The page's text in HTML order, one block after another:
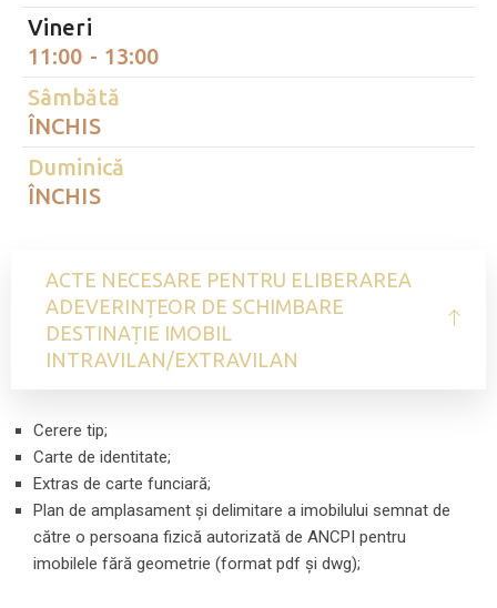
Vineri
11:00 - 13:00
Sâmbătă
ÎNCHIS
Duminică
ÎNCHIS
ACTE NECESARE PENTRU ELIBERAREA
ADEVERINȚEOR DE SCHIMBARE
DESTINAȚIE IMOBIL
INTRAVILAN/EXTRAVILAN
Cerere tip;
Carte de identitate;
Extras de carte funciară;
Plan de amplasament și delimitare a imobilului semnat de
către o persoana fizică autorizată de ANCPI pentru
imobilele fără geometrie (format pdf și dwg);